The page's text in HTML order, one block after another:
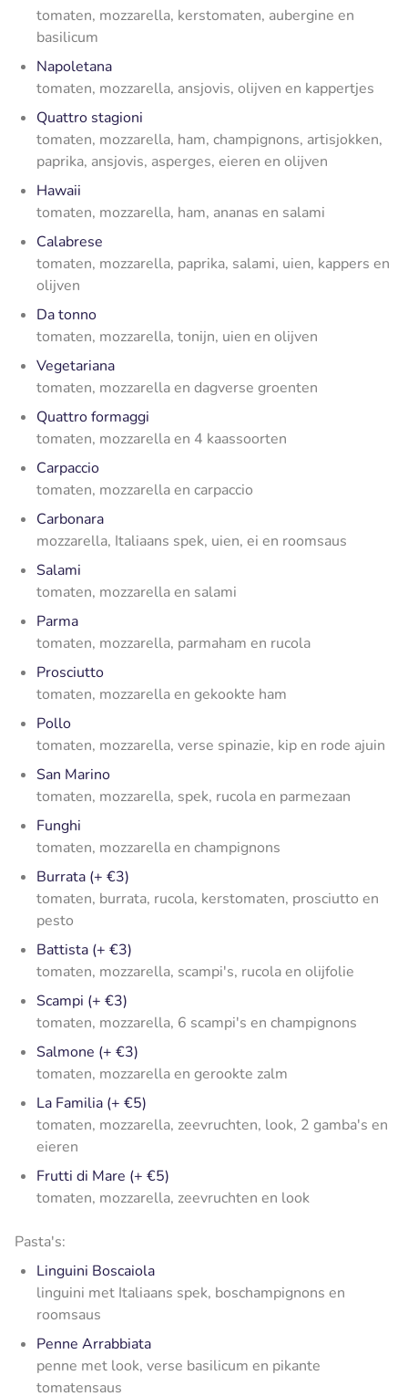
tomaten, mozzarella, kerstomaten, aubergine en
basilicum
Napoletana
tomaten, mozzarella, ansjovis, olijven en kappertjes
Quattro stagioni
tomaten, mozzarella, ham, champignons, artisjokken,
paprika, ansjovis, asperges, eieren en olijven
Hawaii
tomaten, mozzarella, ham, ananas en salami
Calabrese
tomaten, mozzarella, paprika, salami, uien, kappers en
olijven
Da tonno
tomaten, mozzarella, tonijn, uien en olijven
Vegetariana
tomaten, mozzarella en dagverse groenten
Quattro formaggi
tomaten, mozzarella en 4 kaassoorten
Carpaccio
tomaten, mozzarella en carpaccio
Carbonara
mozzarella, Italiaans spek, uien, ei en roomsaus
Salami
tomaten, mozzarella en salami
Parma
tomaten, mozzarella, parmaham en rucola
Prosciutto
tomaten, mozzarella en gekookte ham
Pollo
tomaten, mozzarella, verse spinazie, kip en rode ajuin
San Marino
tomaten, mozzarella, spek, rucola en parmezaan
Funghi
tomaten, mozzarella en champignons
Burrata (+ €3)
tomaten, burrata, rucola, kerstomaten, prosciutto en
pesto
Battista (+ €3)
tomaten, mozzarella, scampi's, rucola en olijfolie
Scampi (+ €3)
tomaten, mozzarella, 6 scampi's en champignons
Salmone (+ €3)
tomaten, mozzarella en gerookte zalm
La Familia (+ €5)
tomaten, mozzarella, zeevruchten, look, 2 gamba's en
eieren
Frutti di Mare (+ €5)
tomaten, mozzarella, zeevruchten en look
Pasta's:
Linguini Boscaiola
linguini met Italiaans spek, boschampignons en
roomsaus
Penne Arrabbiata
penne met look, verse basilicum en pikante
tomatensaus